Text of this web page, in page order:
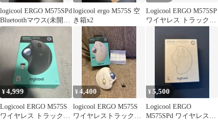
logicool ERGO M575SPd
Bluetoothマウス(未開
封)
logicool ergo M575S 空
き箱x2
Logicool ERGO M575SP
ワイヤレス トラックボ
¥4,999
Logicool ERGO M575S
ワイヤレス トラックボ
¥4,400
logicool ERGO M575S
ワイヤレストラックボ
¥5,500
Logicool ERGO
M575SPd ワイヤレスト